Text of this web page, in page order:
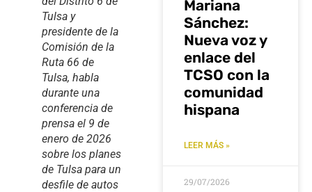
Tulsa y
presidente de la
Comisión de la
Ruta 66 de
Tulsa, habla
durante una
conferencia de
prensa el 9 de
enero de 2026
sobre los planes
de Tulsa para un
desfile de autos
Mariana
Sánchez:
Nueva voz y
enlace del
TCSO con la
comunidad
hispana
LEER MÁS »
29/07/2026